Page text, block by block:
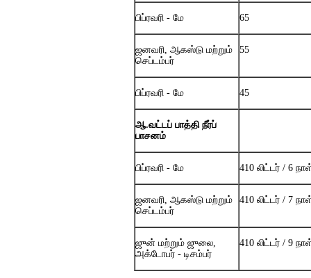
பிப்ரவரி - மே 65
ஜனவரி, ஆகஸ்டு மற்றும்
செப்டம்பர்
55
பிப்ரவரி - மே 45
ஆ.வட்டப் பாத்தி நீர்ப்
பாசனம்
பிப்ரவரி - மே 410 லிட்டர் / 6
ஜனவரி, ஆகஸ்டு மற்றும்
செப்டம்பர்
410 லிட்டர் / 7
ஜுன் மற்றும் ஜுலை,
அக்டோபர் - டிசம்பர்
410 லிட்டர் / 9